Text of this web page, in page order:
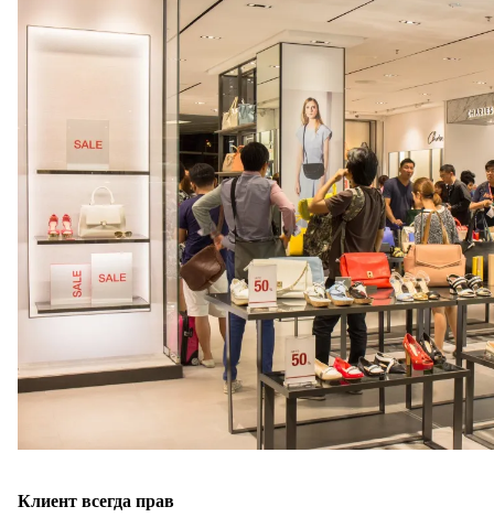
Клиент всегда прав